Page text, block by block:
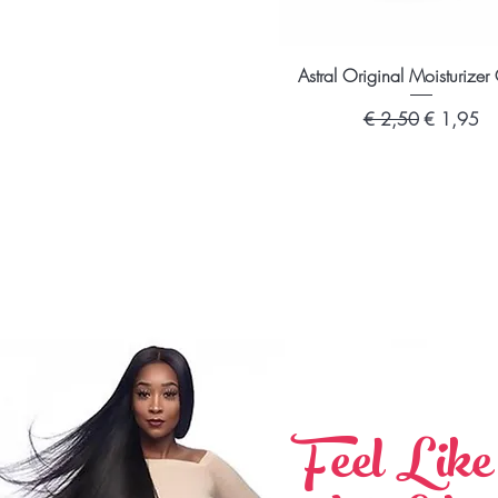
Snel overzicht
Astral Original Moisturizer
Normale prijs
€ 2,50€ 1,95
Feel